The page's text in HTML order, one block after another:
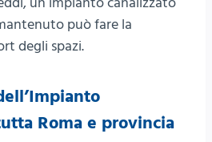
può fare la
degli spazi.
Roma e provincia